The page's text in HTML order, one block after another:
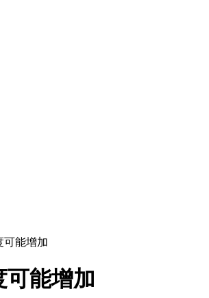
可能增加
可能增加